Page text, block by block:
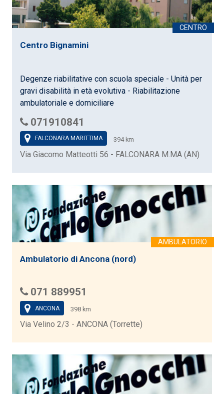
Centro Bignamini
Degenze riabilitative con scuola speciale - Unità per
gravi disabilità in età evolutiva - Riabilitazione
ambulatoriale e domiciliare
071910841
FALCONARA MARITTIMA 394 km
Via Giacomo Matteotti 56 - FALCONARA M.MA (AN)
Ambulatorio di Ancona (nord)
071 889951
ANCONA 398 km
Via Velino 2/3 - ANCONA (Torrette)